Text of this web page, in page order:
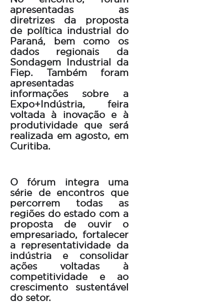
apresentadas as
diretrizes da proposta
de política industrial do
Paraná, bem como os
dados regionais da
Sondagem Industrial da
Fiep. Também foram
apresentadas
informações sobre a
Expo+Indústria, feira
voltada à inovação e à
produtividade que será
realizada em agosto, em
Curitiba.
O fórum integra uma
série de encontros que
percorrem todas as
regiões do estado com a
proposta de ouvir o
empresariado, fortalecer
a representatividade da
indústria e consolidar
ações voltadas à
competitividade e ao
crescimento sustentável
do setor.